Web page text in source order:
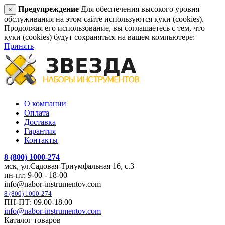
× Предупреждение Для обеспечения высокого уровня
обслуживания на этом сайте используются куки (cookies).
Продолжая его использование, вы соглашаетесь с тем, что
куки (cookies) будут сохраняться на вашем компьютере:
Принять
О компании
Оплата
Доставка
Гарантия
Контакты
8 (800) 1000-274
мск, ул.Садовая-Триумфальная 16, с.3
пн-пт: 9-00 - 18-00
info@nabor-instrumentov.com
8 (800) 1000-274
ПН-ПТ: 09.00-18.00
info@nabor-instrumentov.com
Каталог товаров